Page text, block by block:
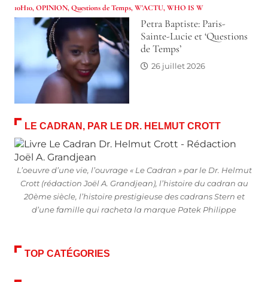
10H10,OPINION,Questions de Temps,W'ACTU,WHO IS W
Petra Baptiste: Paris-
Sainte-Lucie et ‘Questions
de Temps’
26 juillet 2026
LE CADRAN, PAR LE DR. HELMUT CROTT
L’oeuvre d’une vie, l’ouvrage « Le Cadran » par le Dr. Helmut
Crott (rédaction Joël A. Grandjean), l’histoire du cadran au
20ème siècle, l’histoire prestigieuse des cadrans Stern et
d’une famille qui racheta la marque Patek Philippe
TOP CATÉGORIES